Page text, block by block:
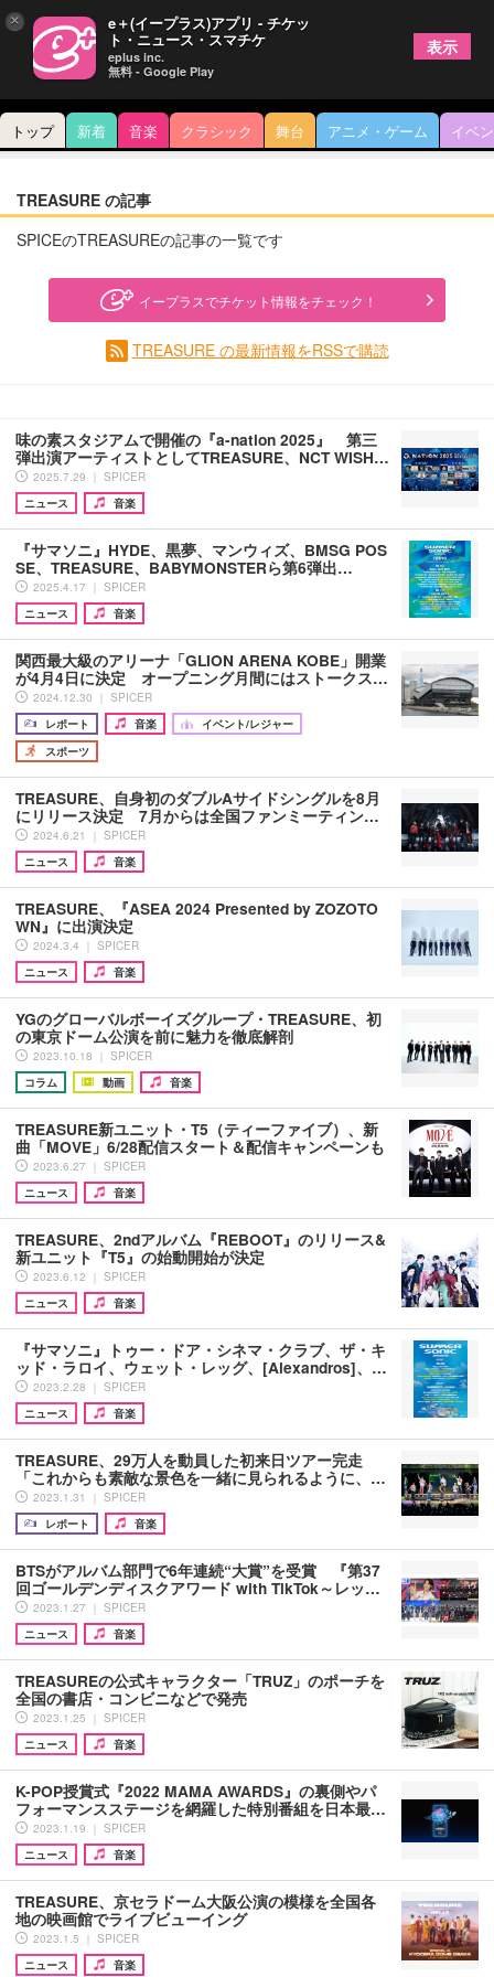
トップ 新着 音楽 クラシック 舞台 アニメ・ゲーム イベ
TREASURE の記事
SPICEのTREASUREの記事の一覧です
イープラスでチケット情報をチェック！
TREASURE の最新情報をRSSで購読
味の素スタジアムで開催の『a-nation 2025』 第三
弾出演アーティストとしてTREASURE、NCT WISH…
2025.7.29 ｜ SPICER
ニュース
音楽
『サマソニ』HYDE、黒夢、マンウィズ、BMSG POS
SE、TREASURE、BABYMONSTERら第6弾出…
2025.4.17 ｜ SPICER
ニュース
音楽
関西最大級のアリーナ「GLION ARENA KOBE」開業
が4月4日に決定 オープニング月間にはストークス…
2024.12.30 ｜ SPICER
レポート
音楽
イベント/レジャー
スポーツ
TREASURE、自身初のダブルAサイドシングルを8月
にリリース決定 7月からは全国ファンミーティン…
2024.6.21 ｜ SPICER
ニュース
音楽
TREASURE、『ASEA 2024 Presented by ZOZOTO
WN』に出演決定
2024.3.4 ｜ SPICER
ニュース
音楽
YGのグローバルボーイズグループ・TREASURE、初
の東京ドーム公演を前に魅力を徹底解剖
2023.10.18 ｜ SPICER
コラム
動画 音楽
TREASURE新ユニット・T5（ティーファイブ）、新
曲「MOVE」6/28配信スタート＆配信キャンペーンも
2023.6.27 ｜ SPICER
ニュース
音楽
TREASURE、2ndアルバム『REBOOT』のリリース&
新ユニット『T5』の始動開始が決定
2023.6.12 ｜ SPICER
ニュース
音楽
『サマソニ』トゥー・ドア・シネマ・クラブ、ザ・キ
ッド・ラロイ、ウェット・レッグ、[Alexandros]、…
2023.2.28 ｜ SPICER
ニュース
音楽
TREASURE、29万人を動員した初来日ツアー完走
「これからも素敵な景色を一緒に見られるように、…
2023.1.31 ｜ SPICER
レポート
音楽
BTSがアルバム部門で6年連続“大賞”を受賞 『第37
回ゴールデンディスクアワード with TikTok～レッ…
2023.1.27 ｜ SPICER
ニュース
音楽
TREASUREの公式キャラクター「TRUZ」のポーチを
全国の書店・コンビニなどで発売
2023.1.25 ｜ SPICER
ニュース
音楽
K-POP授賞式『2022 MAMA AWARDS』の裏側やパ
フォーマンスステージを網羅した特別番組を日本最…
2023.1.19 ｜ SPICER
ニュース
音楽
TREASURE、京セラドーム大阪公演の模様を全国各
地の映画館でライブビューイング
2023.1.5 ｜ SPICER
ニュース
音楽
× e＋(イープラス)アプリ - チケッ
ト・ニュース・スマチケ
eplus inc.
無料 - Google Play
表示